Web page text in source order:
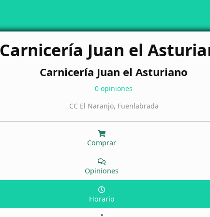
Carnicería Juan el
Carnicería Juan el Asturiano
0 opiniones
CC El Naranjo, Fuenlabrada
Comprar
Opiniones
Horario